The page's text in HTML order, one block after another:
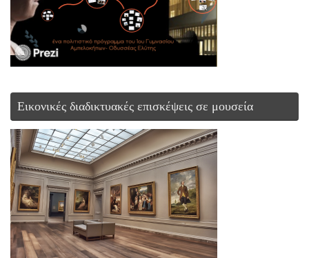
Εικονικές διαδικτυακές επισκέψεις σε μουσεία